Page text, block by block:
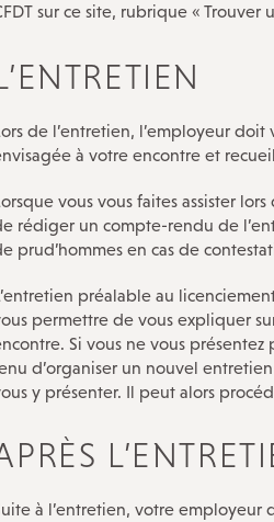
sur ce site, rubrique « Trouver
de l’entretien, l’employeur
à votre encontre et
vous vous faites assister
rédiger un compte-rendu de
prud’hommes en cas de
préalable au
permettre de vous expliquer
Si vous ne vous présentez
d’organiser un nouvel
y présenter. Il peut alors
à l’entretien, votre